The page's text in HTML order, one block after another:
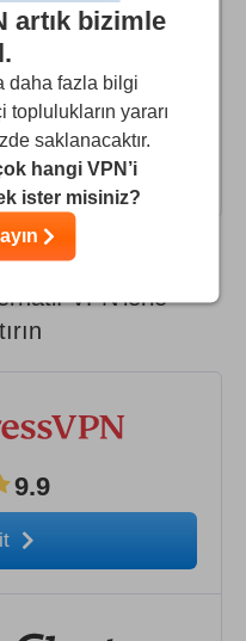
the app on other
asked about web
Beta tester group on
well, and as far as I
live to all customers
VPN'lerle
9.9
artık bizimle
daha fazla bilgi
yararı
saklanacaktır.
hangi VPN’i
ister misiniz?